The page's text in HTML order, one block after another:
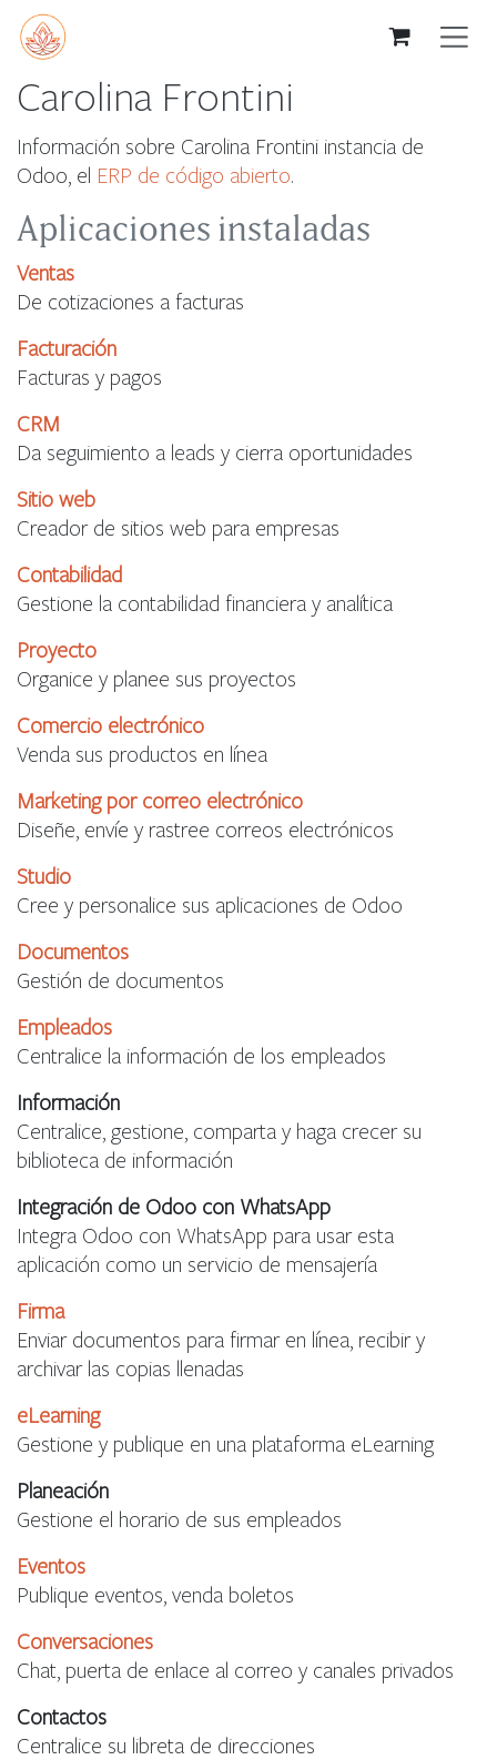
Ir al contenido
Carolina Frontini
Información sobre Carolina Frontini instancia de
Odoo, el ERP de código abierto.
Aplicaciones instaladas
Ventas
De cotizaciones a facturas
Facturación
Facturas y pagos
CRM
Da seguimiento a leads y cierra oportunidades
Sitio web
Creador de sitios web para empresas
Contabilidad
Gestione la contabilidad financiera y analítica
Proyecto
Organice y planee sus proyectos
Comercio electrónico
Venda sus productos en línea
Marketing por correo electrónico
Diseñe, envíe y rastree correos electrónicos
Studio
Cree y personalice sus aplicaciones de Odoo
Documentos
Gestión de documentos
Empleados
Centralice la información de los empleados
Información
Centralice, gestione, comparta y haga crecer su
biblioteca de información
Integración de Odoo con WhatsApp
Integra Odoo con WhatsApp para usar esta
aplicación como un servicio de mensajería
Firma
Enviar documentos para firmar en línea, recibir y
archivar las copias llenadas
eLearning
Gestione y publique en una plataforma eLearning
Planeación
Gestione el horario de sus empleados
Eventos
Publique eventos, venda boletos
Conversaciones
Chat, puerta de enlace al correo y canales privados
Contactos
Centralice su libreta de direcciones